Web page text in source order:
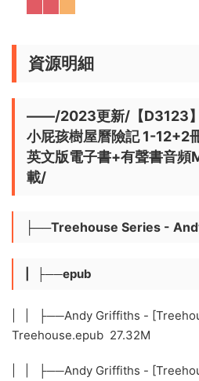
資源明細
——/2023更新/【D3123
小屁孩樹屋曆險記 1-12+2
英文版電子書+有聲書音頻
載/
├──Treehouse Series -
| ├──epub
| | ├──Andy Griffiths -
Treehouse.epub 27.32M
| | ├──Andy Griffiths -